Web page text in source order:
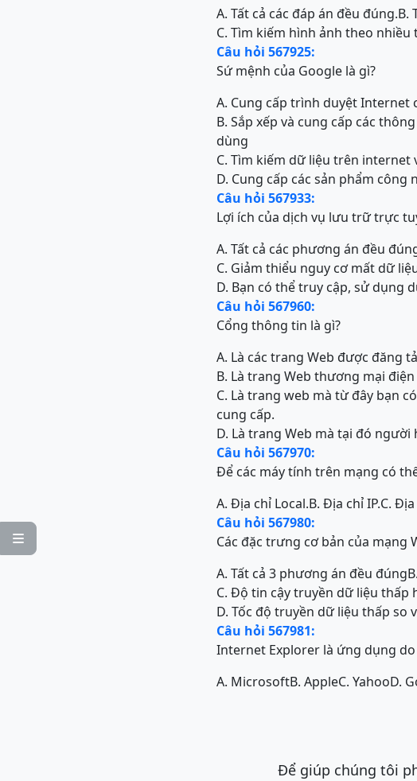

A. Tất cả các đáp án đều đúng.B.
C. Tìm kiếm hình ảnh theo nhiều
Câu hỏi 567925:
Sứ mệnh của Google là gì?
A. Cung cấp trình duyệt Internet
B. Sắp xếp và cung cấp các
dùng
C. Tìm kiếm dữ liệu trên
D. Cung cấp các sản phẩm
Câu hỏi 567933:
Lợi ích của dịch vụ lưu trữ trực
A. Tất cả các phương án đều
C. Giảm thiểu nguy cơ mất dữ
D. Bạn có thể truy cập, sử dụng
Câu hỏi 567960:
Cổng thông tin là gì?
A. Là các trang Web được đăng
B. Là trang Web thương mại
C. Là trang web mà từ đây bạn
cung cấp.
D. Là trang Web mà tại đó
Câu hỏi 567970:
Để các máy tính trên mạng có
A. Địa chỉ Local.B. Địa chỉ IP.C.
Câu hỏi 567980:
Các đặc trưng cơ bản của mạng
A. Tất cả 3 phương án đều đúng
C. Độ tin cậy truyền dữ liệu thấp
D. Tốc độ truyền dữ liệu thấp so
Câu hỏi 567981:
Internet Explorer là ứng dụng
A. MicrosoftB. AppleC. YahooD.
Để giúp chúng tôi